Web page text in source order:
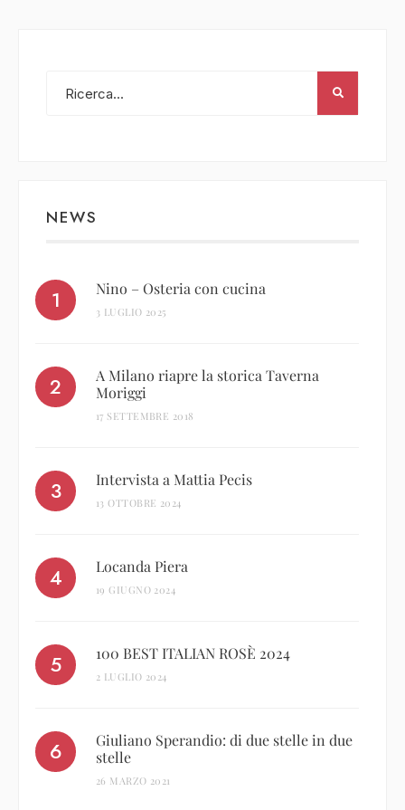
NEWS
Nino – Osteria con cucina
3 LUGLIO 2025
A Milano riapre la storica Taverna
Moriggi
17 SETTEMBRE 2018
Intervista a Mattia Pecis
13 OTTOBRE 2024
Locanda Piera
19 GIUGNO 2024
100 BEST ITALIAN ROSÈ 2024
2 LUGLIO 2024
Giuliano Sperandio: di due stelle in due
stelle
26 MARZO 2021